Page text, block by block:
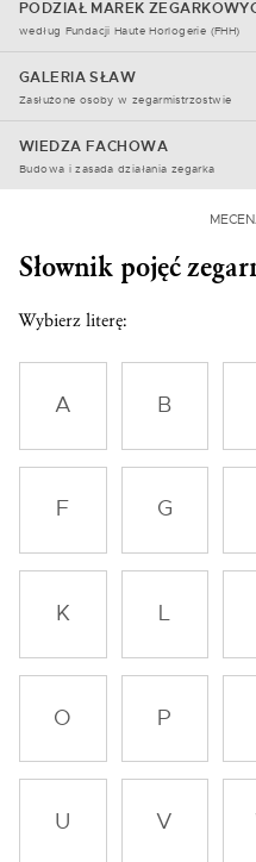
PODZIAŁ MAREK
według Fundacji Haute Horlogerie (FHH)
GALERIA SŁAW
Zasłużone osoby w zegarmistrzostwie
WIEDZA FACHOWA
Budowa i zasada działania zegarka
Słownik pojęć
Wybierz literę:
A B
F G
K L
O P
U V